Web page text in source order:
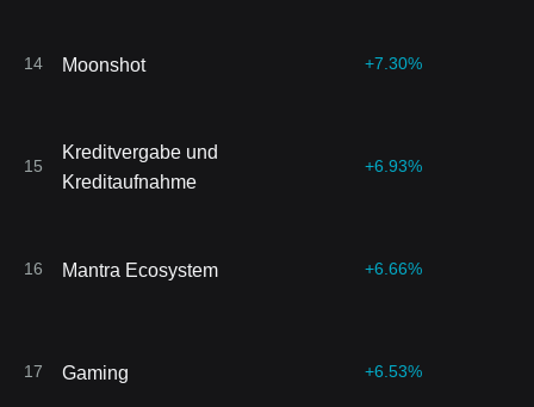
14 Moonshot +7.30%
15
Kreditvergabe und
Kreditaufnahme
+6.93%
16 Mantra Ecosystem +6.66%
17 Gaming +6.53%